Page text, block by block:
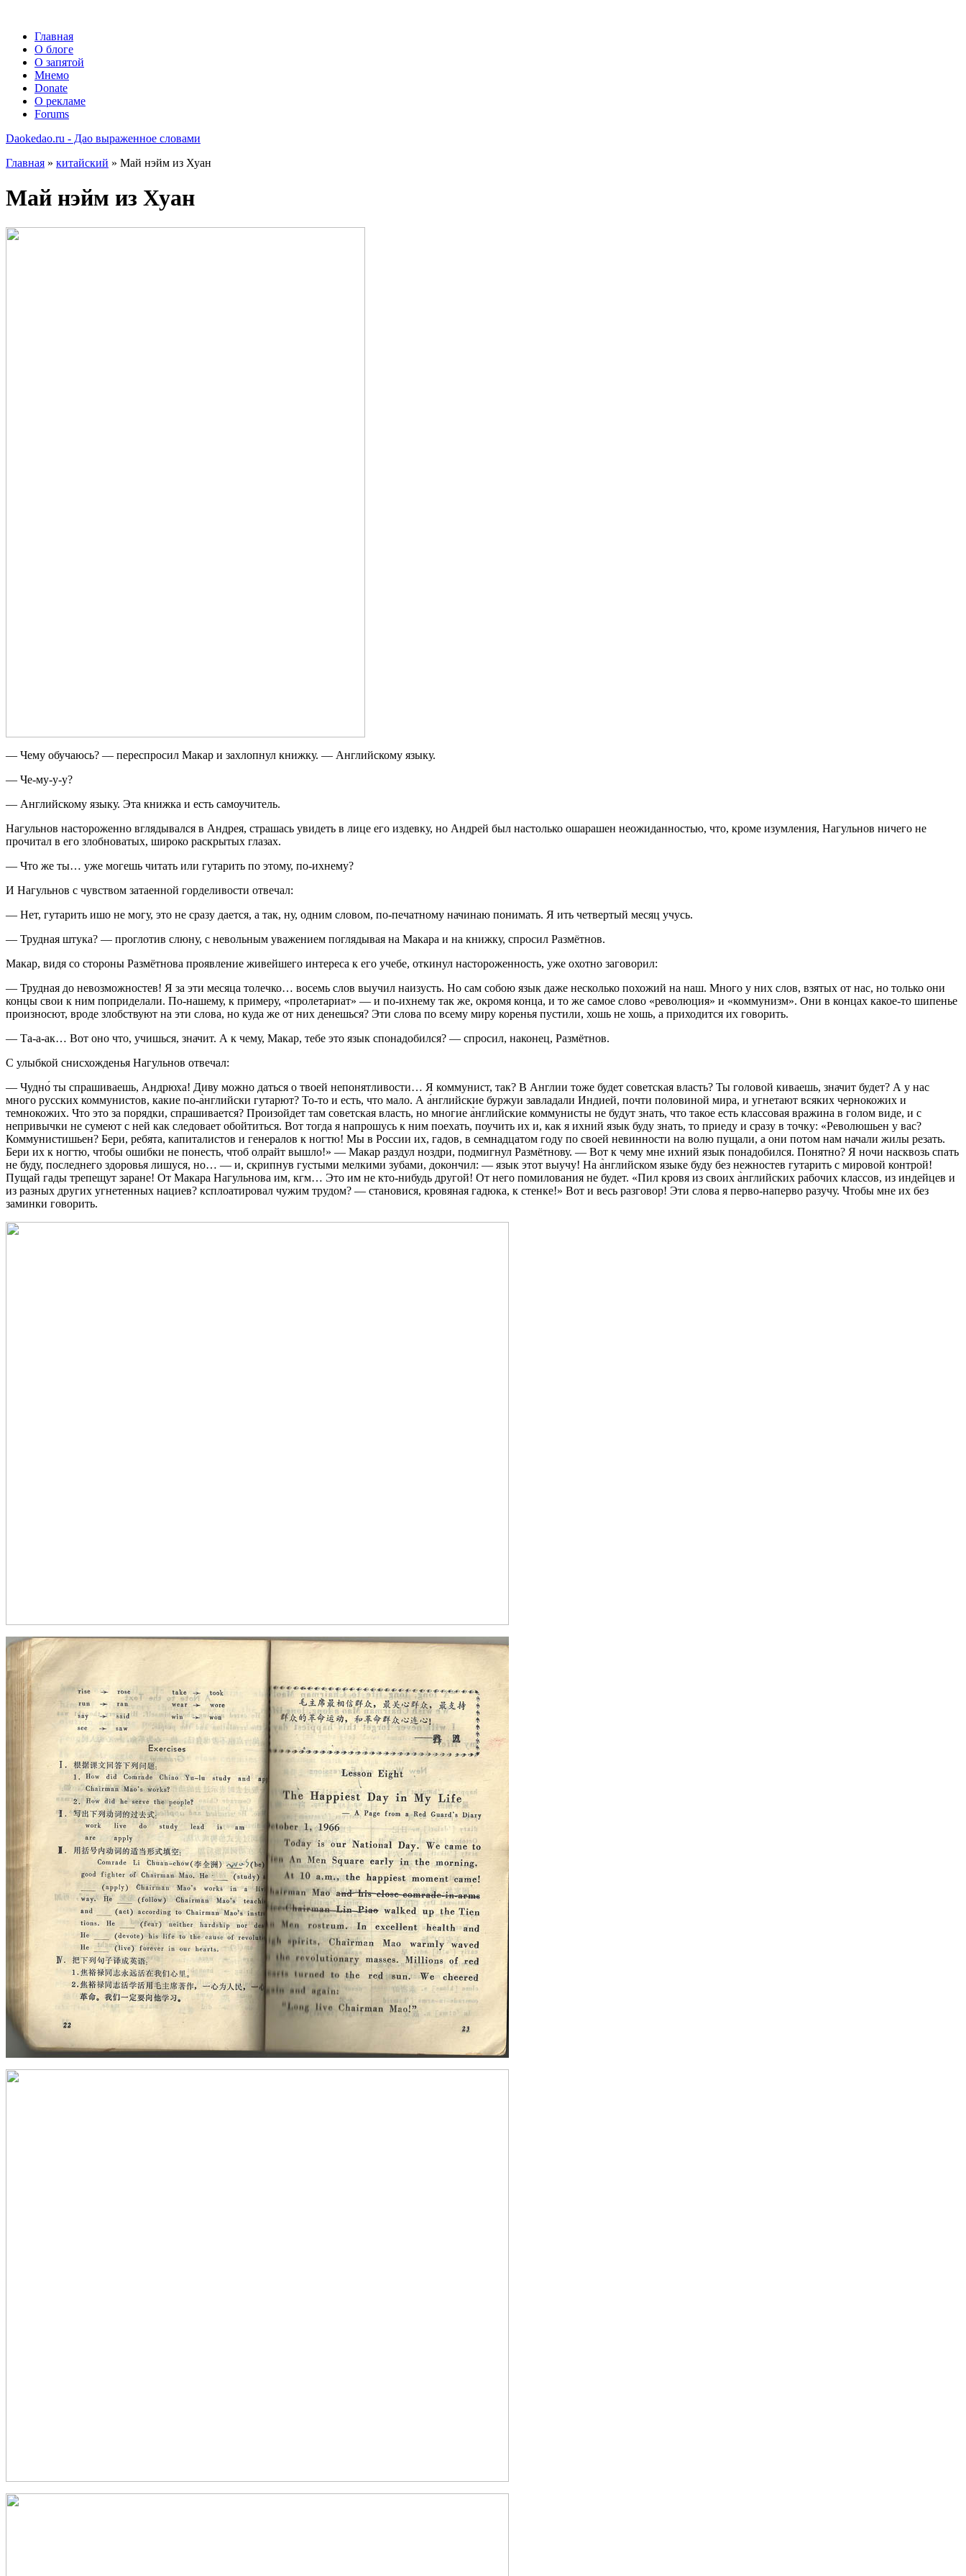
Главная
О блоге
О запятой
Мнемо
Donate
О рекламе
Forums
Daokedao.ru - Дао выраженное словами
Главная » китайский » Май нэйм из Хуан
Май нэйм из Хуан
— Чему обучаюсь? — переспросил Макар и захлопнул книжку. — Английскому языку.
— Че-му-у-у?
— Английскому языку. Эта книжка и есть самоучитель.
Нагульнов настороженно вглядывался в Андрея, страшась увидеть в лице его издевку, но Андрей был настолько ошарашен неожиданностью, что, кроме изумления, Нагульнов ничего не
прочитал в его злобноватых, широко раскрытых глазах.
— Что же ты… уже могешь читать или гутарить по этому, по-ихнему?
И Нагульнов с чувством затаенной горделивости отвечал:
— Нет, гутарить ишо не могу, это не сразу дается, а так, ну, одним словом, по-печатному начинаю понимать. Я ить четвертый месяц учусь.
— Трудная штука? — проглотив слюну, с невольным уважением поглядывая на Макара и на книжку, спросил Размётнов.
Макар, видя со стороны Размётнова проявление живейшего интереса к его учебе, откинул настороженность, уже охотно заговорил:
— Трудная до невозможностев! Я за эти месяца толечко… восемь слов выучил наизусть. Но сам собою язык даже несколько похожий на наш. Много у них слов, взятых от нас, но только они
концы свои к ним поприделали. По-нашему, к примеру, «пролетариат» — и по-ихнему так же, окромя конца, и то же самое слово «революция» и «коммунизм». Они в концах какое-то шипенье
произносют, вроде злобствуют на эти слова, но куда же от них денешься? Эти слова по всему миру коренья пустили, хошь не хошь, а приходится их говорить.
— Та-а-ак… Вот оно что, учишься, значит. А к чему, Макар, тебе это язык спонадобился? — спросил, наконец, Размётнов.
С улыбкой снисхожденья Нагульнов отвечал:
— Чудно́ ты спрашиваешь, Андрюха! Диву можно даться о твоей непонятливости… Я коммунист, так? В Англии тоже будет советская власть? Ты головой киваешь, значит будет? А у нас
много русских коммунистов, какие по-а̀нглийски гутарют? То-то и есть, что мало. А а́нглийские буржуи завладали Индией, почти половиной мира, и угнетают всяких чернокожих и
темнокожих. Что это за порядки, спрашивается? Произойдет там советская власть, но многие а̀нглийские коммунисты не будут знать, что такое есть классовая вражина в голом виде, и с
непривычки не сумеют с ней как следовает обойтиться. Вот тогда я напрошусь к ним поехать, поучить их и, как я ихний язык буду знать, то приеду и сразу в точку: «Революшьен у вас?
Коммунистишьен? Бери, ребята, капиталистов и генералов к ногтю! Мы в России их, гадов, в семнадцатом году по своей невинности на волю пущали, а они потом нам начали жилы резать.
Бери их к ногтю, чтобы ошибки не понесть, чтоб олрайт вышло!» — Макар раздул ноздри, подмигнул Размётнову. — Вот к чему мне ихний язык понадобился. Понятно? Я ночи насквозь спать
не буду, последнего здоровья лишуся, но… — и, скрипнув густыми мелкими зубами, докончил: — язык этот выучу! На а̀нглийском языке буду без нежностев гутарить с мировой контрой!
Пущай гады трепещут заране! От Макара Нагульнова им, кгм… Это им не кто-нибудь другой! От него помилования не будет. «Пил кровя из своих а̀нглийских рабочих классов, из индейцев и
из разных других угнетенных нациев? ксплоатировал чужим трудом? — становися, кровяная гадюка, к стенке!» Вот и весь разговор! Эти слова я перво-наперво разучу. Чтобы мне их без
заминки говорить.